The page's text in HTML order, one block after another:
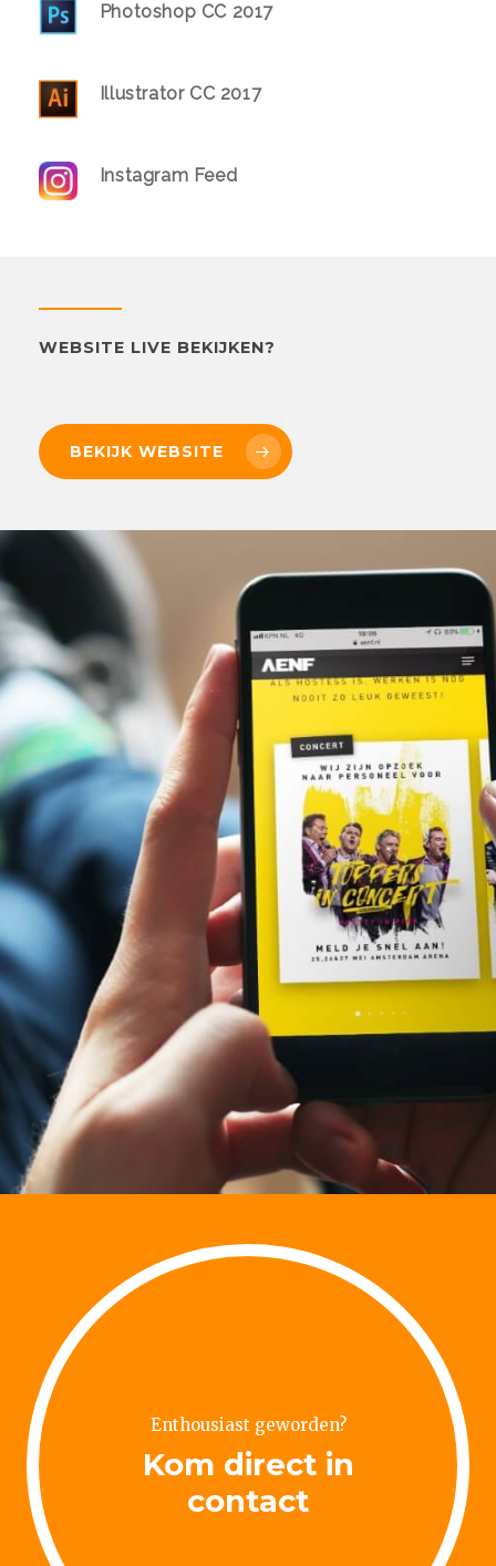
Photoshop CC 2017
Illustrator CC 2017
Instagram Feed
WEBSITE LIVE BEKIJKEN?
BEKIJK WEBSITE
Enthousiast geworden?
Kom direct in
contact